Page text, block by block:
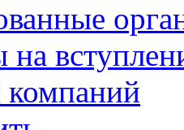
на
компаний